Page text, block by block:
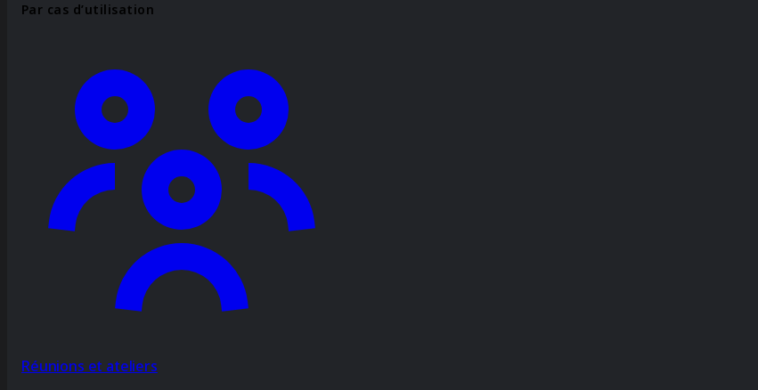
Par cas d’utilisation
Réunions et ateliers